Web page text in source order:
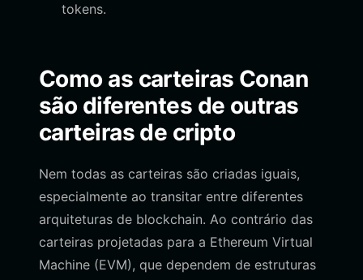
tokens.
Como as carteiras Conan
são diferentes de outras
carteiras de cripto
Nem todas as carteiras são criadas iguais,
especialmente ao transitar entre diferentes
arquiteturas de blockchain. Ao contrário das
carteiras projetadas para a Ethereum Virtual
Machine (EVM), que dependem de estruturas